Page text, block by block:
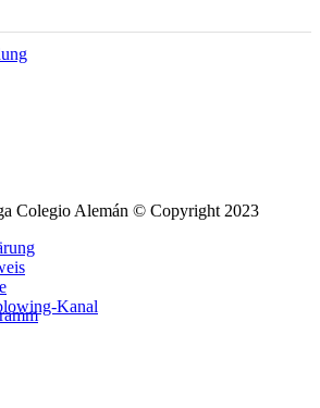
Colegio Alemán © Copyright 2023
Kanal